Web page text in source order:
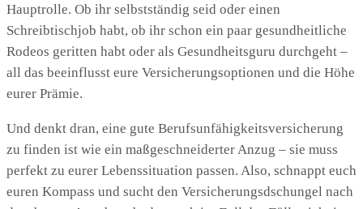
Hauptrolle. Ob ihr selbstständig seid oder einen
Schreibtischjob habt, ob ihr schon ein paar gesundheitliche
Rodeos geritten habt oder als Gesundheitsguru durchgeht –
all das beeinflusst eure Versicherungsoptionen und die Höhe
eurer Prämie.
Und denkt dran, eine gute Berufsunfähigkeitsversicherung
zu finden ist wie ein maßgeschneiderter Anzug – sie muss
perfekt zu eurer Lebenssituation passen. Also, schnappt euch
euren Kompass und sucht den Versicherungsdschungel nach